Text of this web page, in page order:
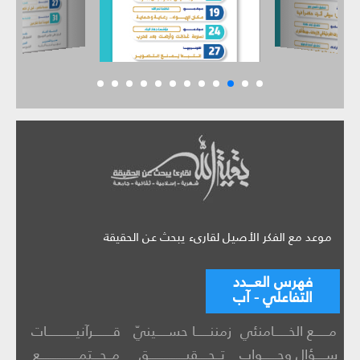
موعد مع الفكر الأصيل لقارىء يبحث عن الحقيقة
فهرس العـــدد
التفاعلي - آب
مــــــع الخــــــامنئي زمننــــــا حســـــينيّ
قــــــــرآنيــــــــــــات
ســــؤال وجــــــواب
تــحــــقيـــــــــــــــق مــجـــتمــــــــــــــــع